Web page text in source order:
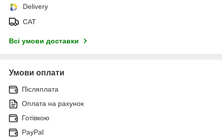
Delivery
САТ
Всі умови доставки
Умови оплати
Післяплата
Оплата на рахунок
Готівкою
PayPal